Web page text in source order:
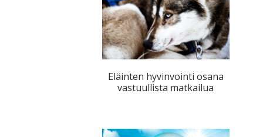
Eläinten hyvinvointi osana
vastuullista matkailua